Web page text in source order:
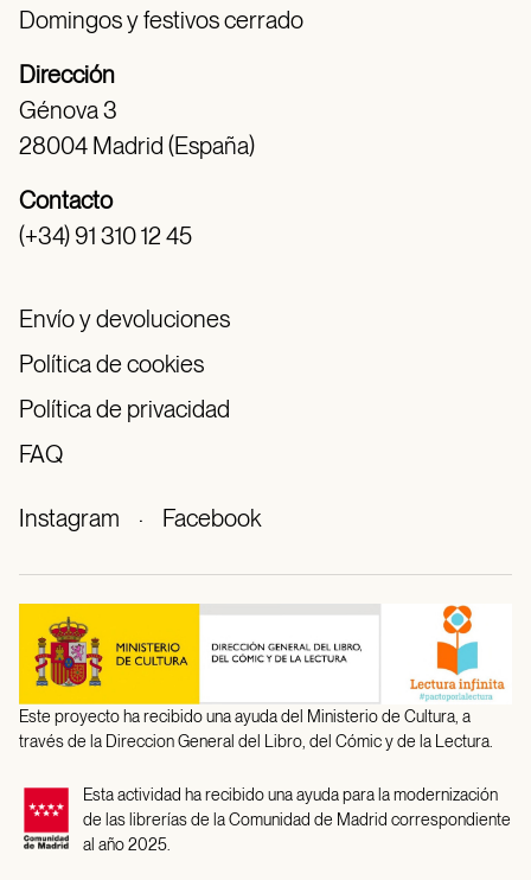
Domingos y festivos cerrado
Dirección
Génova 3
28004 Madrid (España)
Contacto
(+34) 91 310 12 45
Envío y devoluciones
Política de cookies
Política de privacidad
FAQ
Instagram · Facebook
Este proyecto ha recibido una ayuda del Ministerio de Cultura, a
través de la Direccion General del Libro, del Cómic y de la Lectura.
Esta actividad ha recibido una ayuda para la modernización
de las librerías de la Comunidad de Madrid correspondiente
al año 2025.